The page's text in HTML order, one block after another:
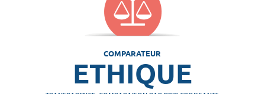
COMPARATEUR
ETHIQUE